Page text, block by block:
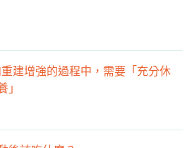
建增強的過程中，需要「充分休